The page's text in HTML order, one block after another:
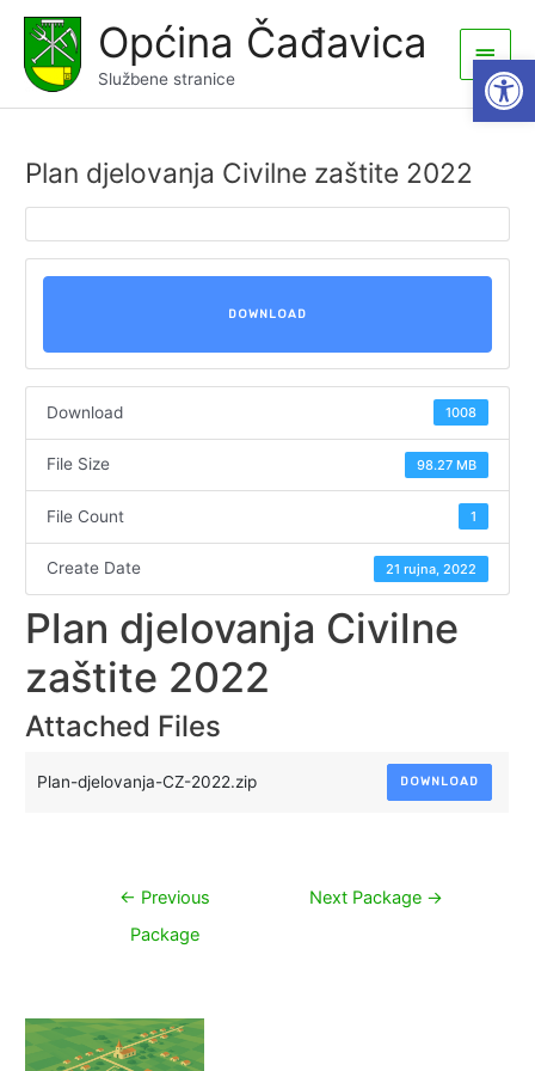
content
Općina Čađavica
Službene stranice
Main
Menu
Plan djelovanja Civilne zaštite 2022
DOWNLOAD
Download 1008
File Size 98.27 MB
File Count 1
Create Date 21 rujna, 2022
Plan djelovanja Civilne
zaštite 2022
Attached Files
Plan-djelovanja-CZ-2022.zip DOWNLOAD
Navigacija
← Previous
Package
Next Package →